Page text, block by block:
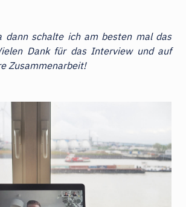
dann schalte ich am besten mal das
Dank für das Interview und auf
Zusammenarbeit!